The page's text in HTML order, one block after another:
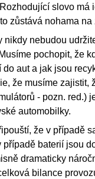
slovo má
zůstává nohama na
nikdy nebudou
pochopit, že
do aut a jak jsou
že musíme zajistit,
- pozn. red.)
automobilky.
že v případě
případě baterií jsou
dramaticky
bilance